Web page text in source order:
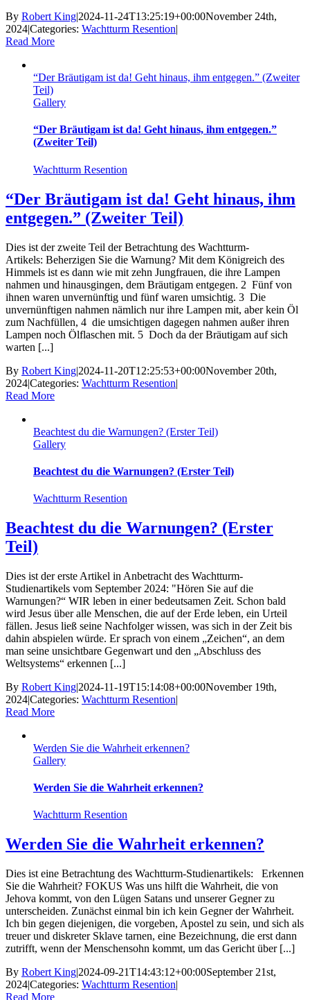
By Robert King|2024-11-24T13:25:19+00:00November 24th,
2024|Categories: Wachtturm Resention|
Read More
“Der Bräutigam ist da! Geht hinaus, ihm entgegen.” (Zweiter
Teil)
Gallery
“Der Bräutigam ist da! Geht hinaus, ihm entgegen.”
(Zweiter Teil)
Wachtturm Resention
“Der Bräutigam ist da! Geht hinaus, ihm
entgegen.” (Zweiter Teil)
Dies ist der zweite Teil der Betrachtung des Wachtturm-
Artikels: Beherzigen Sie die Warnung? Mit dem Königreich des
Himmels ist es dann wie mit zehn Jungfrauen, die ihre Lampen
nahmen und hinausgingen, dem Bräutigam entgegen. 2 Fünf von
ihnen waren unvernünftig und fünf waren umsichtig. 3 Die
unvernünftigen nahmen nämlich nur ihre Lampen mit, aber kein Öl
zum Nachfüllen, 4 die umsichtigen dagegen nahmen außer ihren
Lampen noch Ölflaschen mit. 5 Doch da der Bräutigam auf sich
warten [...]
By Robert King|2024-11-20T12:25:53+00:00November 20th,
2024|Categories: Wachtturm Resention|
Read More
Beachtest du die Warnungen? (Erster Teil)
Gallery
Beachtest du die Warnungen? (Erster Teil)
Wachtturm Resention
Beachtest du die Warnungen? (Erster
Teil)
Dies ist der erste Artikel in Anbetracht des Wachtturm-
Studienartikels vom September 2024: "Hören Sie auf die
Warnungen?“ WIR leben in einer bedeutsamen Zeit. Schon bald
wird Jesus über alle Menschen, die auf der Erde leben, ein Urteil
fällen. Jesus ließ seine Nachfolger wissen, was sich in der Zeit bis
dahin abspielen würde. Er sprach von einem „Zeichen“, an dem
man seine unsichtbare Gegenwart und den „Abschluss des
Weltsystems“ erkennen [...]
By Robert King|2024-11-19T15:14:08+00:00November 19th,
2024|Categories: Wachtturm Resention|
Read More
Werden Sie die Wahrheit erkennen?
Gallery
Werden Sie die Wahrheit erkennen?
Wachtturm Resention
Werden Sie die Wahrheit erkennen?
Dies ist eine Betrachtung des Wachtturm-Studienartikels: Erkennen
Sie die Wahrheit? FOKUS Was uns hilft die Wahrheit, die von
Jehova kommt, von den Lügen Satans und unserer Gegner zu
unterscheiden. Zunächst einmal bin ich kein Gegner der Wahrheit.
Ich bin gegen diejenigen, die vorgeben, Apostel zu sein, und sich als
treuer und diskreter Sklave tarnen, eine Bezeichnung, die erst dann
zutrifft, wenn der Menschensohn kommt, um das Gericht über [...]
By Robert King|2024-09-21T14:43:12+00:00September 21st,
2024|Categories: Wachtturm Resention|
Read More